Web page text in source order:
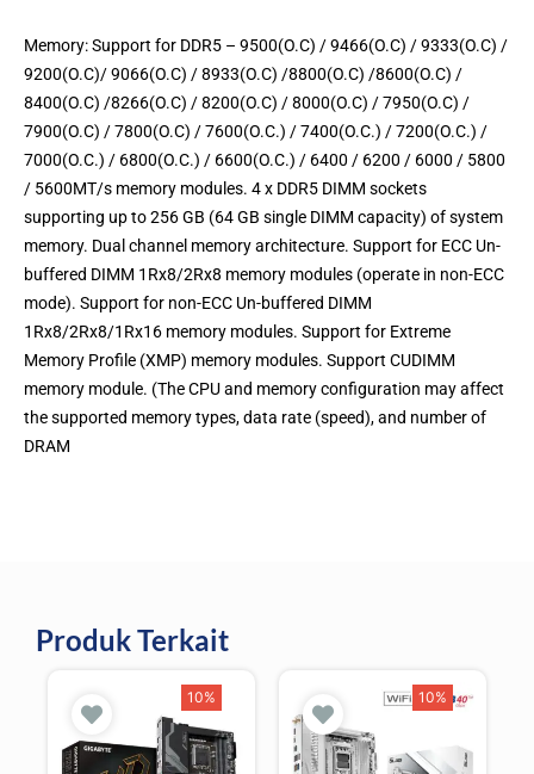
Memory: Support for DDR5 – 9500(O.C) / 9466(O.C) / 9333(O.C) /
9200(O.C)/ 9066(O.C) / 8933(O.C) /8800(O.C) /8600(O.C) /
8400(O.C) /8266(O.C) / 8200(O.C) / 8000(O.C) / 7950(O.C) /
7900(O.C) / 7800(O.C) / 7600(O.C.) / 7400(O.C.) / 7200(O.C.) /
7000(O.C.) / 6800(O.C.) / 6600(O.C.) / 6400 / 6200 / 6000 / 5800
/ 5600MT/s memory modules. 4 x DDR5 DIMM sockets
supporting up to 256 GB (64 GB single DIMM capacity) of system
memory. Dual channel memory architecture. Support for ECC Un-
buffered DIMM 1Rx8/2Rx8 memory modules (operate in non-ECC
mode). Support for non-ECC Un-buffered DIMM
1Rx8/2Rx8/1Rx16 memory modules. Support for Extreme
Memory Profile (XMP) memory modules. Support CUDIMM
memory module. (The CPU and memory configuration may affect
the supported memory types, data rate (speed), and number of
DRAM
Produk Terkait
10% 10%